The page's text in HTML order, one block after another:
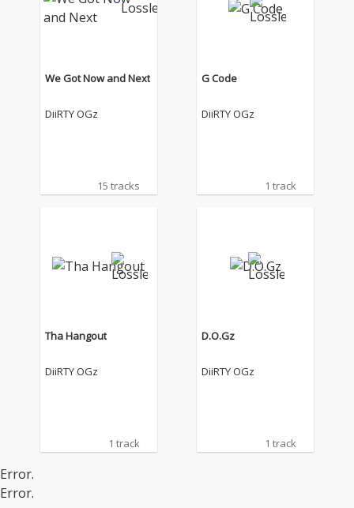
We Got Now and Next
DiiRTY OGz
15 tracks
G Code
DiiRTY OGz
1 track
Tha Hangout
DiiRTY OGz
1 track
D.O.Gz
DiiRTY OGz
1 track
Error.
Error.